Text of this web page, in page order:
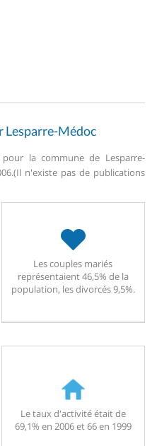
Lesparre-Médoc
la commune de Lesparre-
(Il n'existe pas de publications
Les couples mariés
représentaient 46,5% de la
population, les divorcés 9,5%.
Le taux d'activité était de
69,1% en 2006 et 66 en 1999